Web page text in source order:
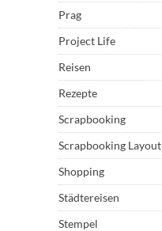
Prag
Project Life
Reisen
Rezepte
Scrapbooking
Scrapbooking Layout
Shopping
Städtereisen
Stempel